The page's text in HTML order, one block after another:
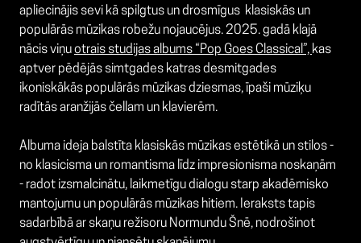
apliecinājis sevi kā spilgtus un drosmīgus klasiskās un
populārās mūzikas robežu nojaucējus. 2025. gadā klajā
nācis viņuotrais studijas albums “Pop Goes Classical”, kas
aptver pēdējās simtgades katras desmitgades
ikoniskākās populārās mūzikas dziesmas, īpaši mūziķu
radītās aranžijās čellam un klavierēm.
Albuma ideja balstīta klasiskās mūzikas estētikā un stilos -
no klasicisma un romantisma līdz impresionisma noskaņām
- radot izsmalcinātu, laikmetīgu dialogu starp akadēmisko
mantojumu un populārās mūzikas hitiem. Ieraksts tapis
sadarbībā ar skaņu režisoru Normundu Šnē, nodrošinot